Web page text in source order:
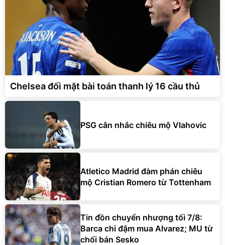
Chelsea đối mặt bài toán thanh lý 16 cầu thủ
PSG cân nhắc chiêu mộ Vlahovic
Atletico Madrid đàm phán chiêu
mộ Cristian Romero từ Tottenham
Tin đồn chuyển nhượng tối 7/8:
Barca chi đậm mua Alvarez; MU từ
chối bán Sesko